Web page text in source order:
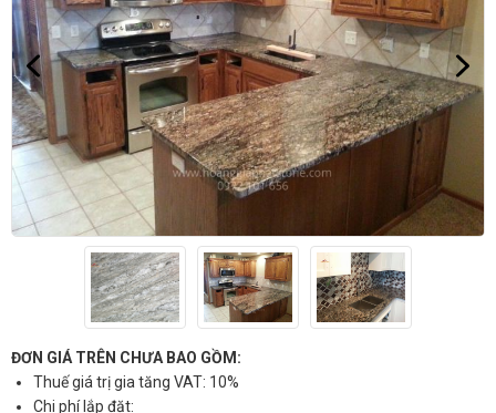
ĐƠN GIÁ TRÊN CHƯA BAO GỒM:
Thuế giá trị gia tăng VAT: 10%
Chi phí lắp đặt: